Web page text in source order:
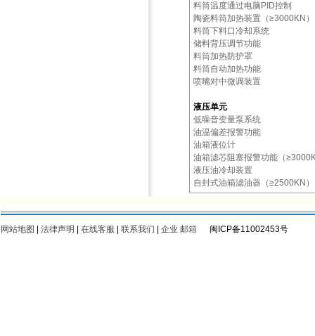
料筒温度通过电脑PID控制
陶瓷料筒加热装置（≥3000KN）
料筒下料口冷却系统
储料背压调节功能
料筒加热防护罩
料筒自动加热功能
喷嘴对中微调装置
液压单元
低噪音变量泵系统
油温偏差报警功能
油箱液位计
油箱滤芯阻塞报警功能（
液压油冷却装置
自封式油箱滤油器（≥2500KN）
网站地图 法律声明 在线客服 联系我们 企业 邮箱 闽ICP备11002453号